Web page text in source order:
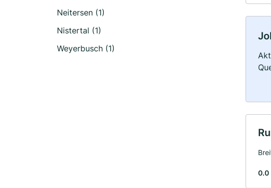
Neitersen (1)
Nistertal (1)
Weyerbusch (1)
0.0